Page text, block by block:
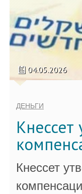
04.05.2026
ДЕНЬГИ
Кнессет